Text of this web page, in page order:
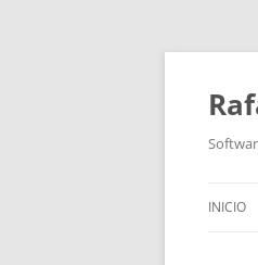
Saltar
INICIO